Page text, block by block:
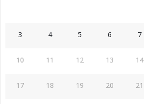
3 4 5 6 7
10 11 12 13 14
17 18 19 20 21